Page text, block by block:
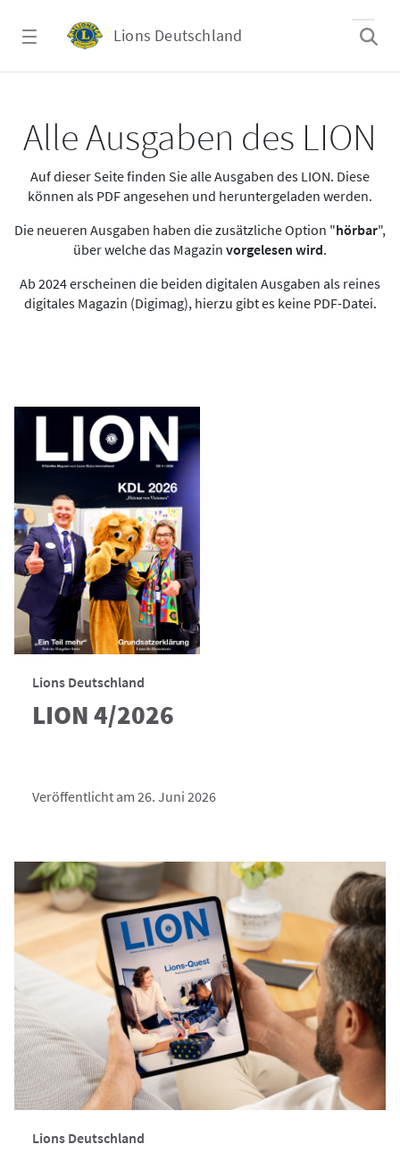
Lions Deutschland
Alle Ausgaben des LION
Auf dieser Seite finden Sie alle Ausgaben des LION. Diese
können als PDF angesehen und heruntergeladen werden.
Die neueren Ausgaben haben die zusätzliche Option "hörbar",
über welche das Magazin vorgelesen wird.
Ab 2024 erscheinen die beiden digitalen Ausgaben als reines
digitales Magazin (Digimag), hierzu gibt es keine PDF-Datei.
Lions Deutschland
LION 4/2026
Veröffentlicht am 26. Juni 2026
Lions Deutschland